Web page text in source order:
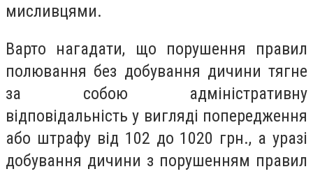
мисливцями.
Варто нагадати, що порушення правил
полювання без добування дичини тягне
за собою адміністративну
відповідальність у вигляді попередження
або штрафу від 102 до 1020 грн., а уразі
добування дичини з порушенням правил